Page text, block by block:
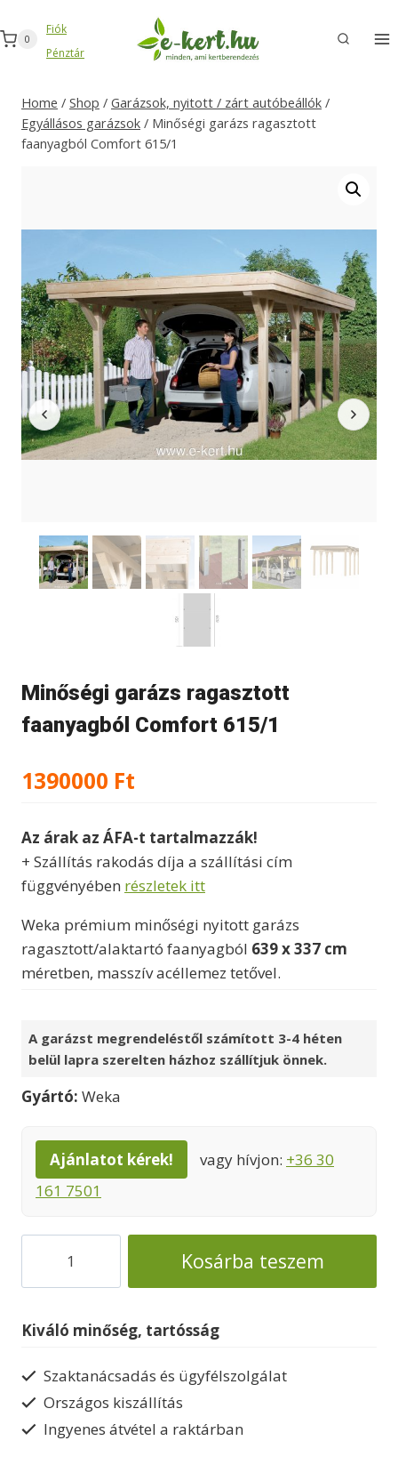
to
content
0
Fiók
Pénztár
Home / Shop / Garázsok, nyitott / zárt autóbeállók /
Egyállásos garázsok / Minőségi garázs ragasztott
faanyagból Comfort 615/1
Minőségi garázs ragasztott
faanyagból Comfort 615/1
1390000 Ft
Az árak az ÁFA-t tartalmazzák!
+ Szállítás rakodás díja a szállítási cím
függvényében részletek itt
Weka prémium minőségi nyitott garázs
ragasztott/alaktartó faanyagból 639 x 337 cm
méretben, masszív acéllemez tetővel.
A garázst megrendeléstől számított 3-4 héten
belül lapra szerelten házhoz szállítjuk önnek.
Gyártó: Weka
Ajánlatot kérek! vagy hívjon: +36 30
161 7501
ragasztott
Comfort
615/1
Kosárba teszem
Kiváló minőség, tartósság
Szaktanácsadás és ügyfélszolgálat
Országos kiszállítás
Ingyenes átvétel a raktárban